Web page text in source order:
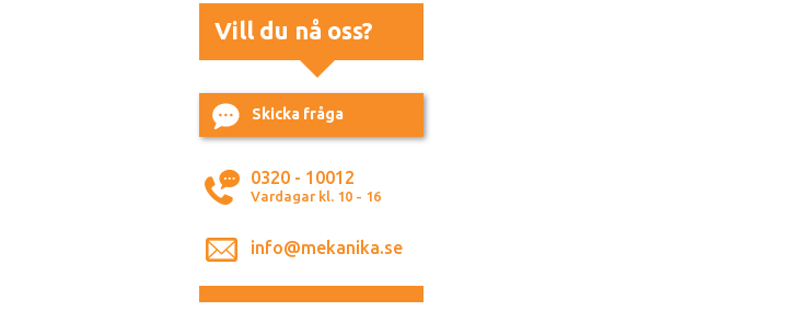
Vill du nå oss?
Skicka fråga
0320 - 10012
Vardagar kl. 10 - 16
info@mekanika.se